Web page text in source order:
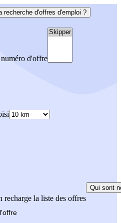
recherche d'offres d'emploi ?
d'offre
recharge la liste des offres
Qui sont